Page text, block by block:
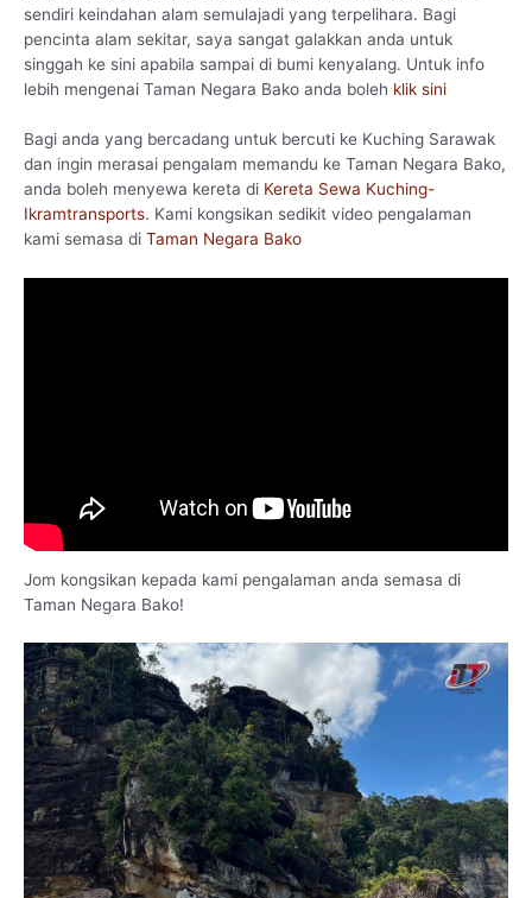
sendiri keindahan alam semulajadi yang terpelihara. Bagi
pencinta alam sekitar, saya sangat galakkan anda untuk
singgah ke sini apabila sampai di bumi kenyalang. Untuk info
lebih mengenai Taman Negara Bako anda boleh klik sini
Bagi anda yang bercadang untuk bercuti ke Kuching Sarawak
dan ingin merasai pengalam memandu ke Taman Negara Bako,
anda boleh menyewa kereta di Kereta Sewa Kuching-
Ikramtransports. Kami kongsikan sedikit video pengalaman
kami semasa di Taman Negara Bako
Jom kongsikan kepada kami pengalaman anda semasa di
Taman Negara Bako!